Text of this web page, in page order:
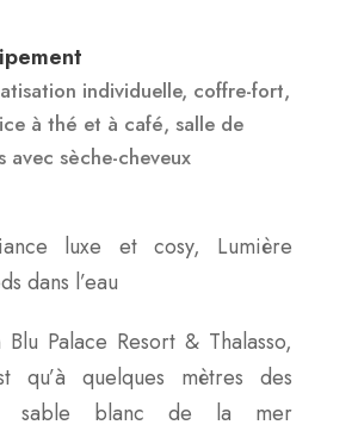
individuelle, coffre-fort,
à thé et à café, salle de
avec sèche-cheveux
luxe et cosy, Lumière
dans l’eau
Blu Palace Resort & Thalasso,
qu’à quelques mètres des
sable blanc de la mer